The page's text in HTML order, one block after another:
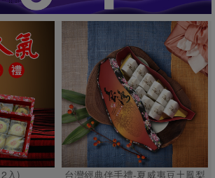
入)
台灣經典伴手禮-夏威夷豆土鳳梨